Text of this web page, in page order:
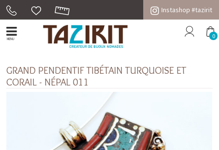
Instashop #tazirit
MENU 0
GRAND PENDENTIF TIBÉTAIN TURQUOISE ET
CORAIL - NÉPAL 011